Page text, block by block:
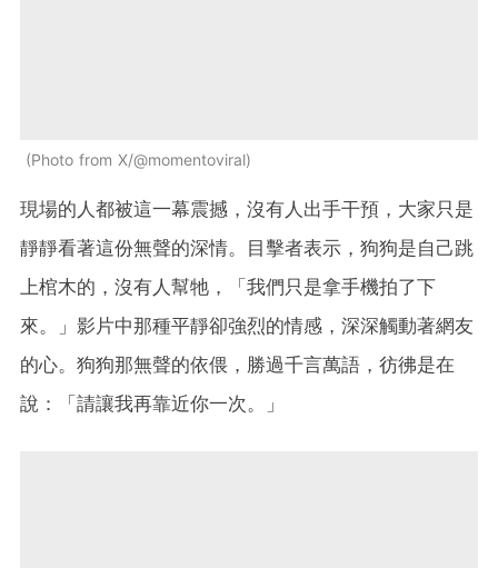
Photo from X/@momentoviral
現場的人都被這一幕震撼，沒有人出手干預，大家只是
靜靜看著這份無聲的深情。目擊者表示，狗狗是自己跳
上棺木的，沒有人幫牠，「我們只是拿手機拍了下
來。」影片中那種平靜卻強烈的情感，深深觸動著網友
的心。狗狗那無聲的依偎，勝過千言萬語，彷彿是在
說：「請讓我再靠近你一次。」